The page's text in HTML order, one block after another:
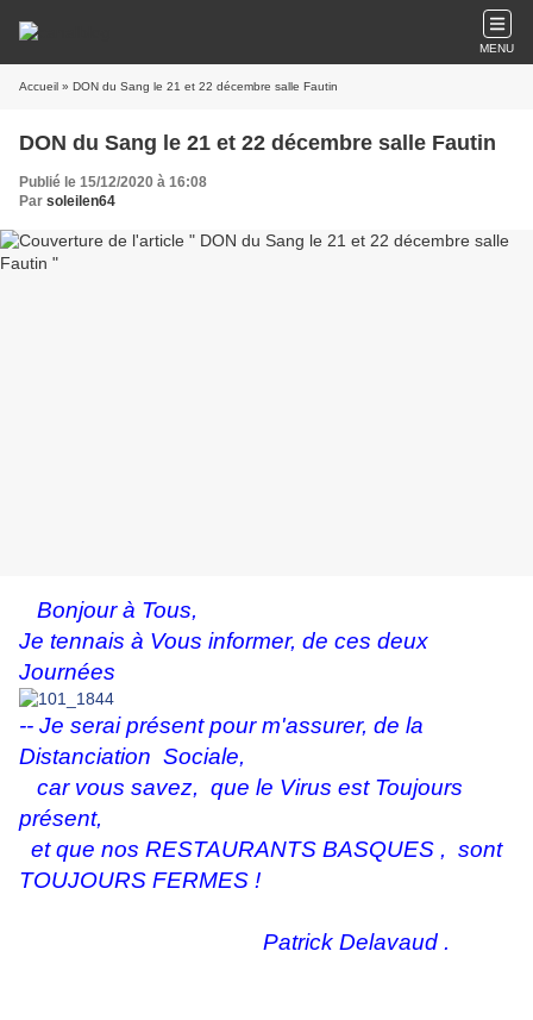
MENU
Accueil » DON du Sang le 21 et 22 décembre salle Fautin
DON du Sang le 21 et 22 décembre salle Fautin
Publié le 15/12/2020 à 16:08
Par soleilen64
Bonjour à Tous,
Je tennais à Vous informer, de ces deux
Journées
-- Je serai présent pour m'assurer, de la
Distanciation Sociale,
car vous savez, que le Virus est Toujours
présent,
et que nos RESTAURANTS BASQUES , sont
TOUJOURS FERMES !
Patrick Delavaud .